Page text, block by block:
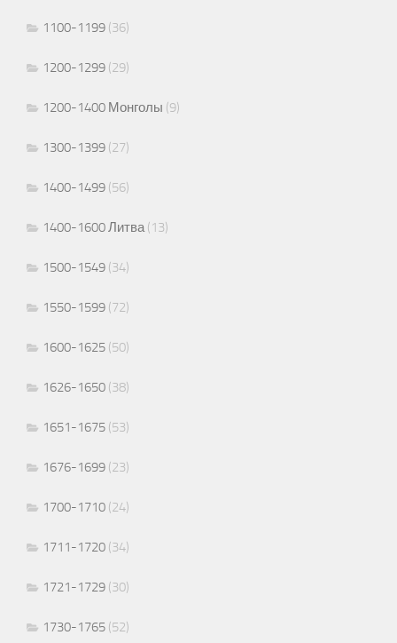
1100-1199 (36)
1200-1299 (29)
1200-1400 Монголы (9)
1300-1399 (27)
1400-1499 (56)
1400-1600 Литва(13)
1500-1549 (34)
1550-1599 (72)
1600-1625 (50)
1626-1650 (38)
1651-1675 (53)
1676-1699 (23)
1700-1710 (24)
1711-1720 (34)
1721-1729 (30)
1730-1765 (52)